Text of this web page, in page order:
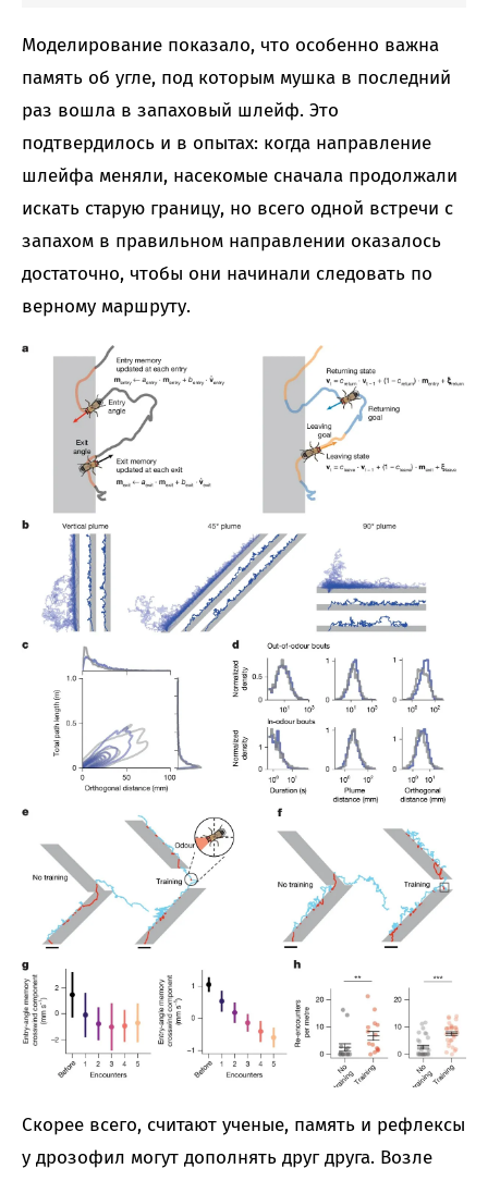
Моделирование показало, что особенно важна
память об угле, под которым мушка в последний
раз вошла в запаховый шлейф. Это
подтвердилось и в опытах: когда направление
шлейфа меняли, насекомые сначала продолжали
искать старую границу, но всего одной встречи с
запахом в правильном направлении оказалось
достаточно, чтобы они начинали следовать по
верному маршруту.
Скорее всего, считают ученые, память и рефлексы
у дрозофил могут дополнять друг друга. Возле